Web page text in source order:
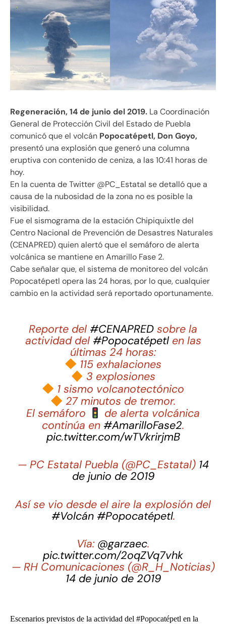
Regeneración, 14 de junio del 2019. La Coordinación
General de Protección Civil del Estado de Puebla
comunicó que el volcán Popocatépetl, Don Goyo,
presentó una explosión que generó una columna
eruptiva con contenido de ceniza, a las 10:41 horas de
hoy.
En la cuenta de Twitter @PC_Estatal se detalló que a
causa de la nubosidad de la zona no es posible la
visibilidad.
Fue el sismograma de la estación Chipiquixtle del
Centro Nacional de Prevención de Desastres Naturales
(CENAPRED) quien alertó que el semáforo de alerta
volcánica se mantiene en Amarillo Fase 2.
Cabe señalar que, el sistema de monitoreo del volcán
Popocatépetl opera las 24 horas, por lo que, cualquier
cambio en la actividad será reportado oportunamente.
Reporte del #CENAPRED sobre la
actividad del #Popocatépetlen las
últimas 24 horas:
115 exhalaciones
3 explosiones
1 sismo volcanotectónico
27 minutos de tremor.
El semáforo
de alerta volcánica
continúa en #AmarilloFase2.
pic.twitter.com/wTVkrirjmB
— PC Estatal Puebla (@PC_Estatal) 14
de junio de 2019
Así se vio desde el aire la explosión del
#Volcán #Popocatépetl.
Vía: @garzaec.
pic.twitter.com/2oqZVq7vhk
— RH Comunicaciones (@R_H_Noticias)
14 de junio de 2019
Escenarios previstos de la actividad del #Popocatépetl en la